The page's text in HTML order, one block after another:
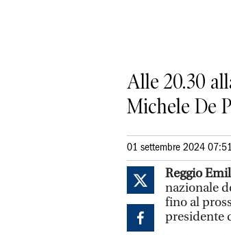
Alle 20.30
Michele De
01 settembre 2024 07:51
Reggio
nazionale
fino al
presidente